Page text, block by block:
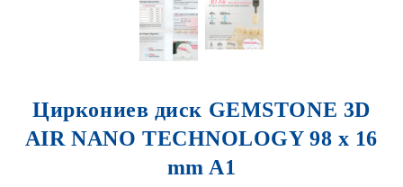
Циркониев диск GEMSTONE 3D
AIR NANO TECHNOLOGY 98 x 16
mm A1